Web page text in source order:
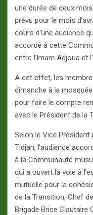
une durée de deux
prévu pour le mois
cours d’une audience
accordé à cette
entre l’lmam Adjoua et
A cet effet, les
dimanche à la
pour faire le compte
avec le Président de la
Selon le Vice Président
Tidjan, l’audience
à la Communauté
qui a ouvert la voie à
mutuelle pour la
de la Transition, Chef
Brigade Brice Clautaire